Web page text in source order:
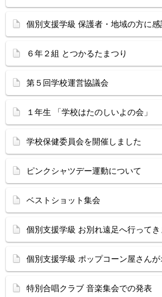
個別支援学級 保護者・地域の方に
６年２組 とつかるたまつり
第５回学校運営協議会
１年生 「学校はたのしいよの会」
学校保健委員会を開催しました
ピンクシャツデー運動について
ベストショット集会
個別支援学級 お別れ遠足へ行ってき
個別支援学級 ポップコーン屋さんが
特別合唱クラブ 音楽集会での発表